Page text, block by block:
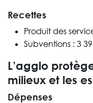
Recettes
Produit des
Subventions : 3
L’agglo
milieux et les
Dépenses